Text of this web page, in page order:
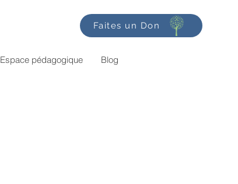
Faites un Don
Espace pédagogique Blog